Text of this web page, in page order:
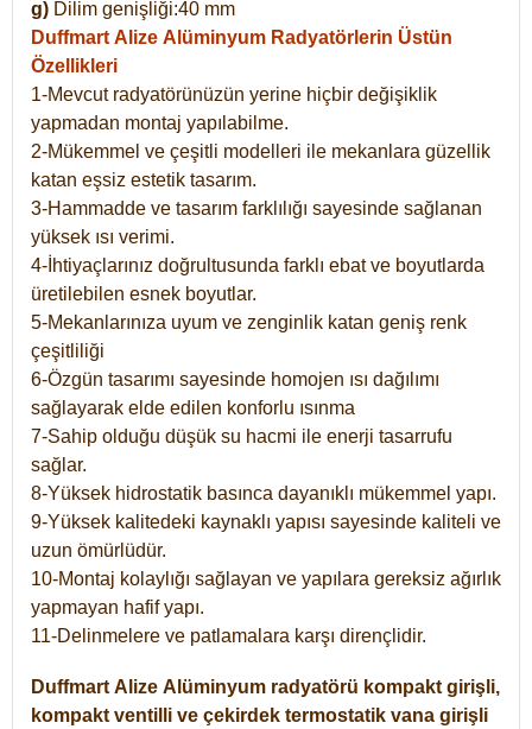
g) Dilim genişliği:40 mm
Duffmart Alize Alüminyum Radyatörlerin Üstün
Özellikleri
1-Mevcut radyatörünüzün yerine hiçbir değişiklik
yapmadan montaj yapılabilme.
2-Mükemmel ve çeşitli modelleri ile mekanlara güzellik
katan eşsiz estetik tasarım.
3-Hammadde ve tasarım farklılığı sayesinde sağlanan
yüksek ısı verimi.
4-İhtiyaçlarınız doğrultusunda farklı ebat ve boyutlarda
üretilebilen esnek boyutlar.
5-Mekanlarınıza uyum ve zenginlik katan geniş renk
çeşitliliği
6-Özgün tasarımı sayesinde homojen ısı dağılımı
sağlayarak elde edilen konforlu ısınma
7-Sahip olduğu düşük su hacmi ile enerji tasarrufu
sağlar.
8-Yüksek hidrostatik basınca dayanıklı mükemmel yapı.
9-Yüksek kalitedeki kaynaklı yapısı sayesinde kaliteli ve
uzun ömürlüdür.
10-Montaj kolaylığı sağlayan ve yapılara gereksiz ağırlık
yapmayan hafif yapı.
11-Delinmelere ve patlamalara karşı dirençlidir.
Duffmart Alize Alüminyum radyatörü kompakt girişli,
kompakt ventilli ve çekirdek termostatik vana girişli